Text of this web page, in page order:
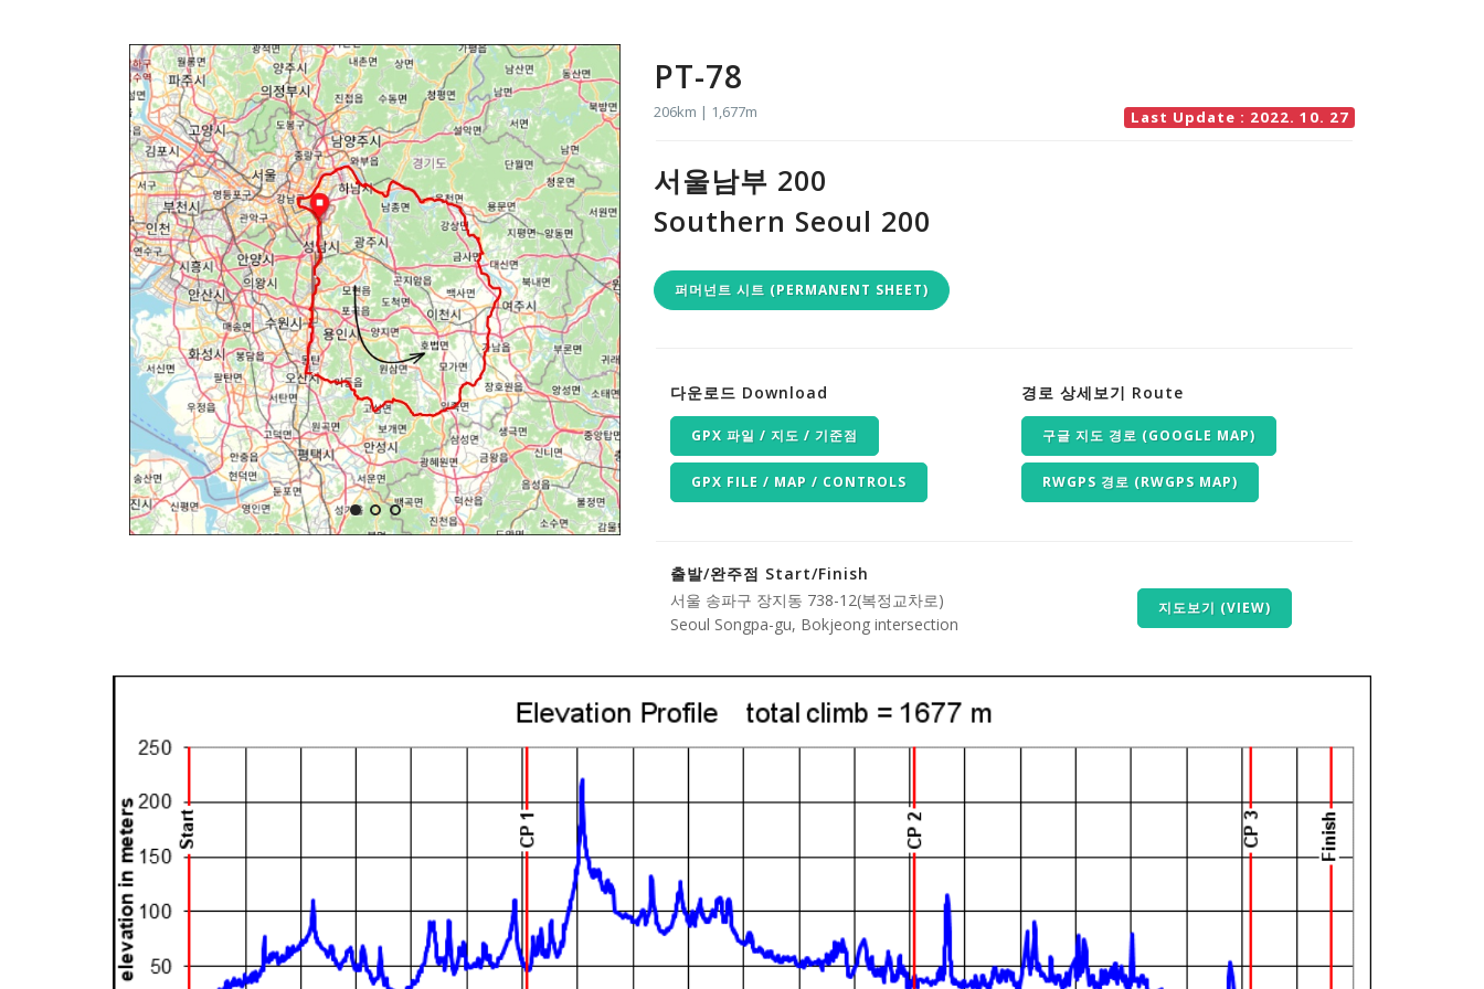
PT-78
206km | 1,677m Last Update : 2022. 10. 27
서울남부 200
Southern Seoul 200
퍼머넌트 시트 (PERMANENT SHEET)
다운로드 Download
GPX 파일 / 지도 / 기준점
GPX FILE / MAP / CONTROLS
경로 상세보기 Route
구글 지도 경로 (GOOGLE MAP)
RWGPS 경로 (RWGPS MAP)
출발/완주점 Start/Finish
서울 송파구 장지동 738-12(복정교차로)
Seoul Songpa-gu, Bokjeong intersection
지도보기 (VIEW)